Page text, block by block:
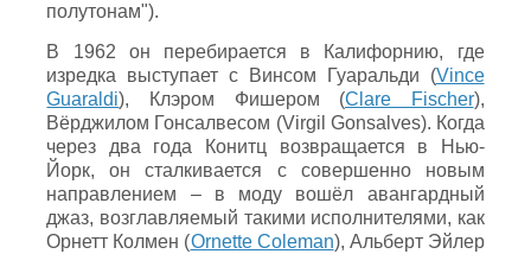
полутонам").
В 1962 он перебирается в Калифорнию, где
изредка выступает с Винсом Гуаральди (Vince
Guaraldi), Клэром Фишером (Clare Fischer),
Вёрджилом Гонсалвесом (Virgil Gonsalves). Когда
через два года Конитц возвращается в Нью-
Йорк, он сталкивается с совершенно новым
направлением – в моду вошёл авангардный
джаз, возглавляемый такими исполнителями, как
Орнетт Колмен (Ornette Coleman), Альберт Эйлер